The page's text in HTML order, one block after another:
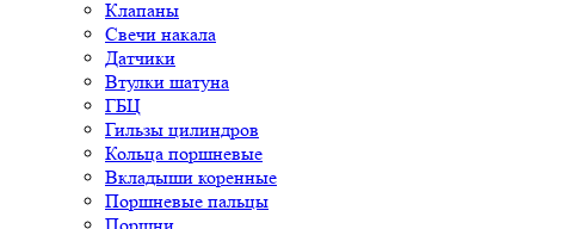
Клапаны
Свечи накала
Датчики
Втулки шатуна
ГБЦ
Гильзы цилиндров
Кольца поршневые
Вкладыши коренные
Поршневые пальцы